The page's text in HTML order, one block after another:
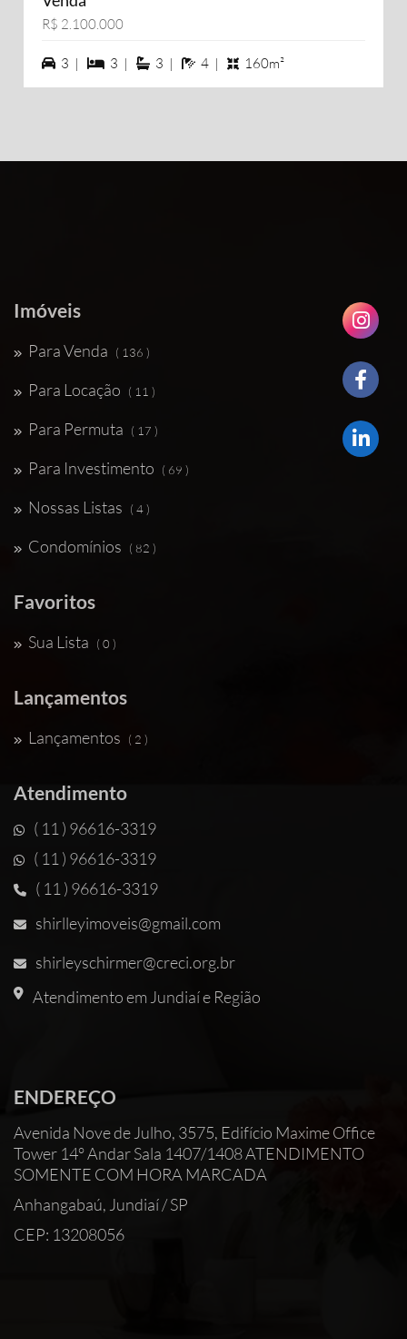
R$ 2.100.000
3 vagas na garagem
3 | 3 dormiórios
3 | 3 suítes
3 | 4 banheiros
4 | 160m²
Imóveis
Para Venda ( 136 )
Para Locação ( 11 )
Para Permuta ( 17 )
Para Investimento ( 69 )
Nossas Listas ( 4 )
Condomínios ( 82 )
Favoritos
Sua Lista ( 0 )
Lançamentos
Lançamentos ( 2 )
Atendimento
( 11 ) 96616-3319
( 11 ) 96616-3319
( 11 ) 96616-3319
shirlleyimoveis@gmail.com
shirleyschirmer@creci.org.br
Atendimento em Jundiaí e Região
ENDEREÇO
Avenida Nove de Julho, 3575, Edifício Maxime Office
Tower 14° Andar Sala 1407/1408 ATENDIMENTO
SOMENTE COM HORA MARCADA
Anhangabaú, Jundiaí / SP
CEP: 13208056